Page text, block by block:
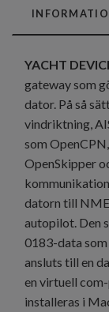
YACHT
gateway som
dator. På så
vindriktning,
som
OpenSkipper
datorn till
autopilot. Den
0183-data
ansluts till en
en virtuell
installeras i